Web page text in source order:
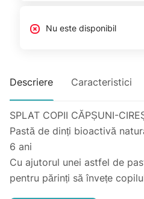
Nu este disponibil
Descriere Caracteristici
SPLAT COPII CĂPȘUNI-
Pastă de dinți bioactivă
6 ani
Cu ajutorul unei astfel de
pentru părinți să învețe